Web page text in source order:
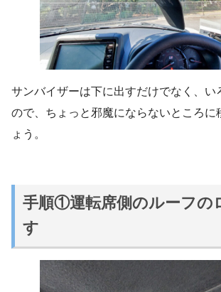
サンバイザーは下に出すだけでなく、い
ので、ちょっと邪魔にならないところに
ょう。
手順①運転席側のルーフの
す